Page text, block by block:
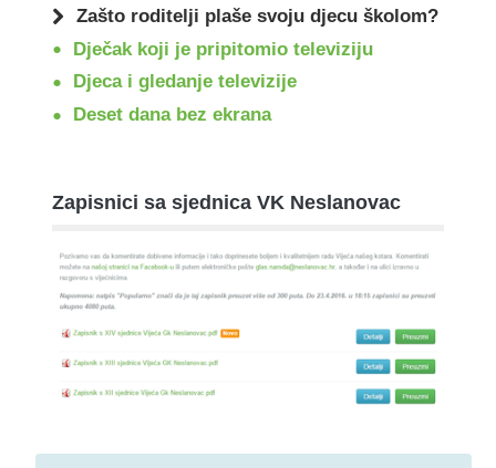
Zašto roditelji plaše svoju djecu školom?
Dječak koji je pripitomio televiziju
Djeca i gledanje televizije
Deset dana bez ekrana
Zapisnici sa sjednica VK Neslanovac